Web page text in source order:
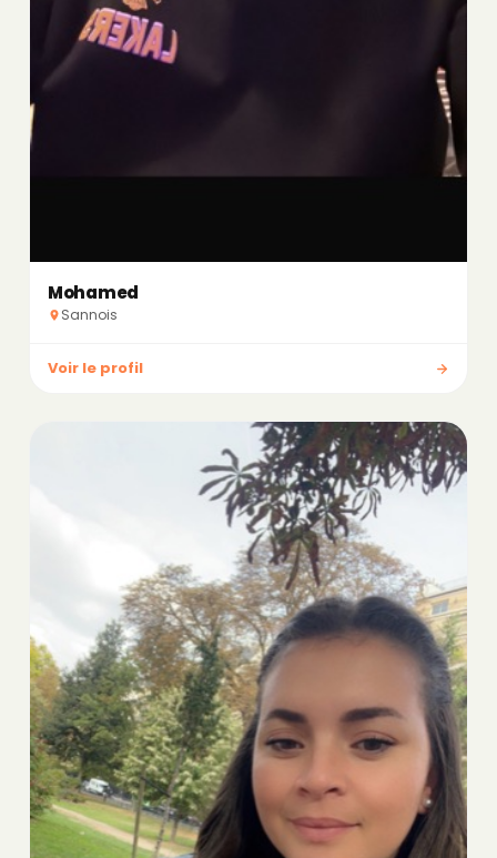
Mohamed
Sannois
Voir le profil